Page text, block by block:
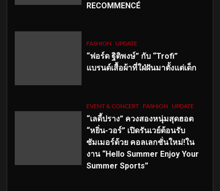
RECOMMENCÉ
FASHION UPDATE
“ฟอร์ด ฐิติพงษ์” กับ “Trofi”
แบรนด์เสื้อผ้าที่ใฝ่ฝันมาตั้งแต่เด็ก
EVENT & CONCERT FASHION UPDATE
“เลดี้ปราง” ควงสองหนุ่มสุดฮอต
“หยิ่น-วอร์” เปิดรันเวย์ต้อนรับ
ซัมเมอร์ด้วย คอลเลกชั่นใหม่!ใน
งาน “Hello Summer Enjoy Your
Summer Sports”